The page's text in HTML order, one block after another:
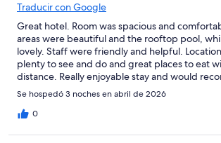
Traducir con Google
Great hotel. Room was spacious and
areas were beautiful and the rooftop pool,
lovely. Staff were friendly and helpful.
plenty to see and do and great places to eat
distance. Really enjoyable stay and would
Se hospedó 3 noches en abril de 2026
0